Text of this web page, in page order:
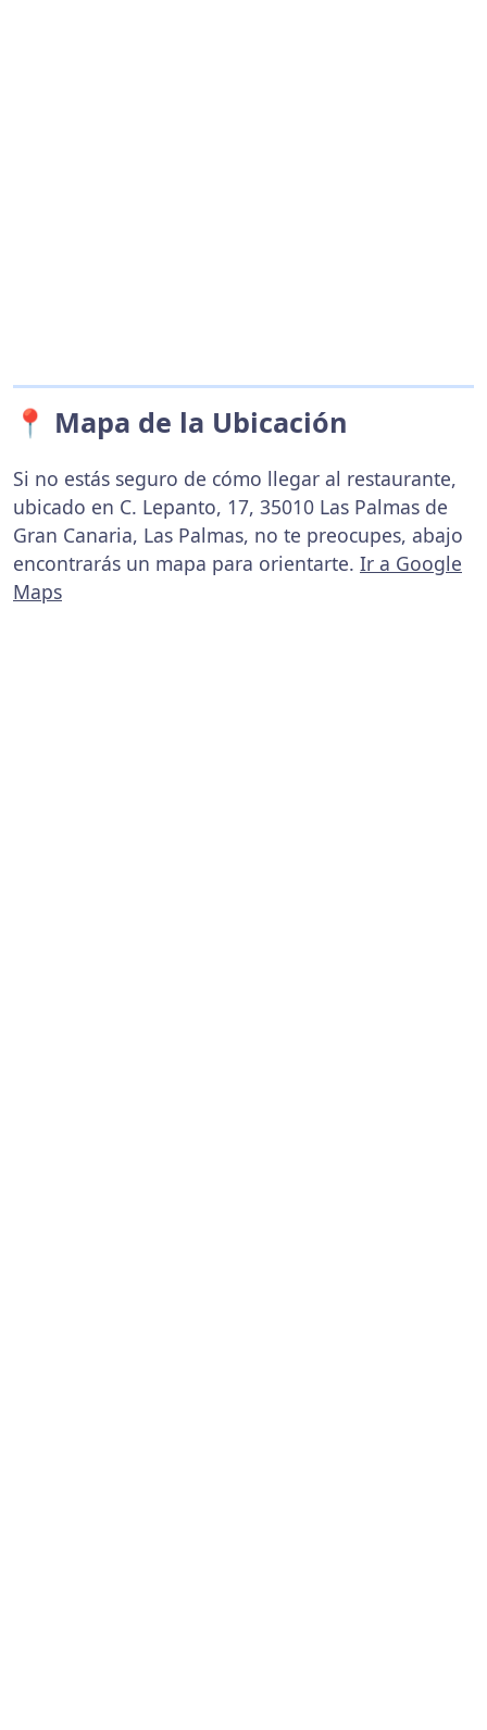
📍 Mapa de la Ubicación
Si no estás seguro de cómo llegar al restaurante,
ubicado en C. Lepanto, 17, 35010 Las Palmas de
Gran Canaria, Las Palmas, no te preocupes, abajo
encontrarás un mapa para orientarte. Ir a Google
Maps